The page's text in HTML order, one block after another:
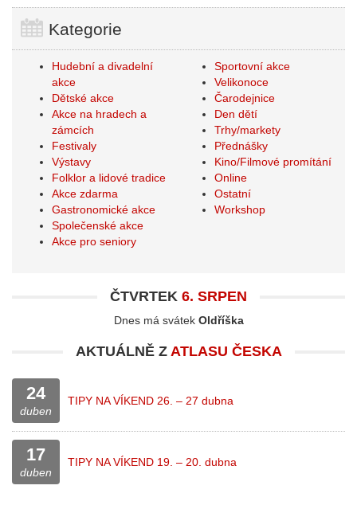
Kategorie
Hudební a divadelní
akce
Dětské akce
Akce na hradech a
zámcích
Festivaly
Výstavy
Folklor a lidové tradice
Akce zdarma
Gastronomické akce
Společenské akce
Akce pro seniory
Sportovní akce
Velikonoce
Čarodejnice
Den dětí
Trhy/markety
Přednášky
Kino/Filmové promítání
Online
Ostatní
Workshop
ČTVRTEK 6. SRPEN
Dnes má svátek Oldříška
AKTUÁLNĚ Z ATLASU ČESKA
24
duben
TIPY NA VÍKEND 26. – 27 dubna
17
duben
TIPY NA VÍKEND 19. – 20. dubna